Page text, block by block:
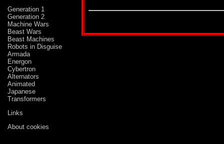
Generation 1
Generation 2
Machine Wars
Beast Wars
Beast Machines
Robots in Disguise
Armada
Energon
Cybertron
Alternators
Animated
Japanese
Transformers
Links
About cookies